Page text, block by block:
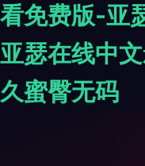
看免费版-亚
亚瑟在线中
久蜜臀无码